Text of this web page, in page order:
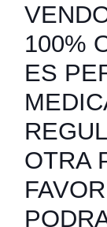
100%
ES
OTRA